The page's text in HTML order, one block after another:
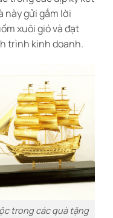
này gửi gắm lời
xuôi gió và đạt
trình kinh doanh.
trong các quà tặng